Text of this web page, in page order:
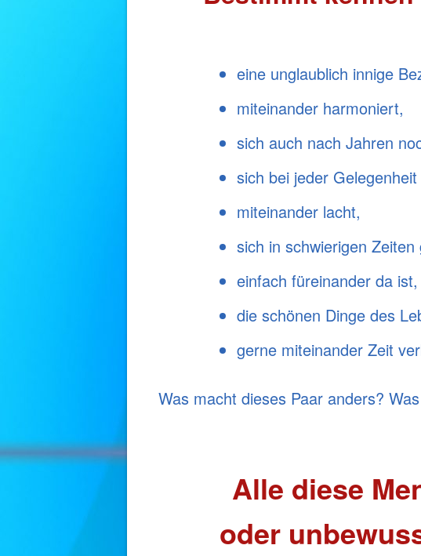
eine unglaublich innige
miteinander harmoniert,
sich auch nach Jahren
sich bei jeder
miteinander lacht,
sich in schwierigen
einfach füreinander da ist,
die schönen Dinge des
gerne miteinander Zeit
Was macht dieses Paar anders?
Alle diese
oder